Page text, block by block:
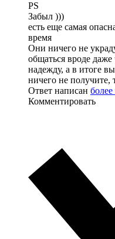
PS
Забыл )))
есть еще самая
время
Они ничего не
общаться вроде даже
надежду, а в итоге
ничего не получите,
Ответ написан более
Комментировать